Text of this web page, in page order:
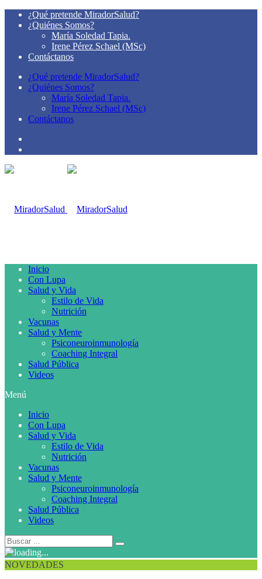
¿Qué pretende MiradorSalud?
¿Quiénes Somos?
María Soledad Tapia.
Irene Pérez Schael (MSc)
Contáctanos
¿Qué pretende MiradorSalud?
¿Quiénes Somos?
María Soledad Tapia.
Irene Pérez Schael (MSc)
Contáctanos
Inicio
Con Lupa
Salud y Vida
Estilo de Vida
Nutrición
Vacunas
Salud y Mente
Psiconeuroinmunología
Coaching Integral
Salud Pública
Videos
Menú
Inicio
Con Lupa
Salud y Vida
Estilo de Vida
Nutrición
Vacunas
Salud y Mente
Psiconeuroinmunología
Coaching Integral
Salud Pública
Videos
NOVEDADES